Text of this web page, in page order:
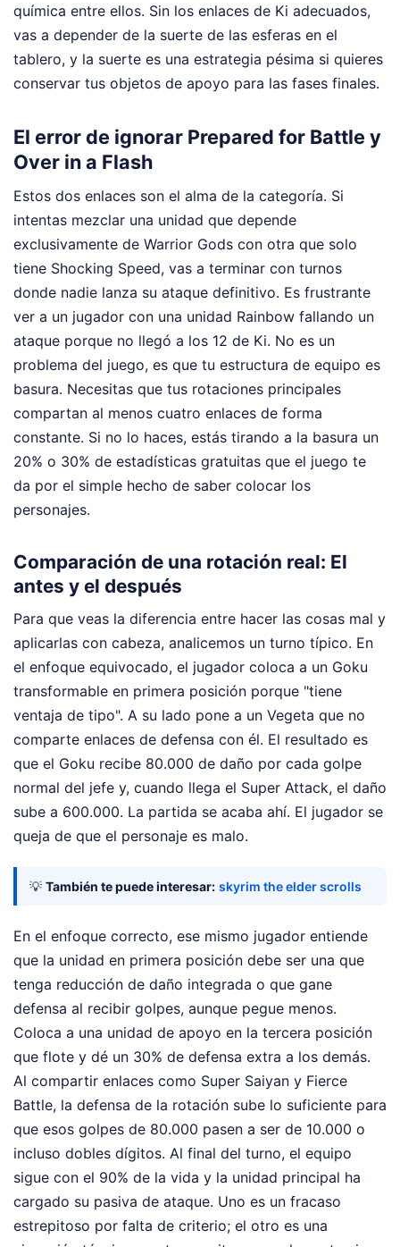
química entre ellos. Sin los enlaces de Ki adecuados,
vas a depender de la suerte de las esferas en el
tablero, y la suerte es una estrategia pésima si quieres
conservar tus objetos de apoyo para las fases finales.
El error de ignorar Prepared for Battle y
Over in a Flash
Estos dos enlaces son el alma de la categoría. Si
intentas mezclar una unidad que depende
exclusivamente de Warrior Gods con otra que solo
tiene Shocking Speed, vas a terminar con turnos
donde nadie lanza su ataque definitivo. Es frustrante
ver a un jugador con una unidad Rainbow fallando un
ataque porque no llegó a los 12 de Ki. No es un
problema del juego, es que tu estructura de equipo es
basura. Necesitas que tus rotaciones principales
compartan al menos cuatro enlaces de forma
constante. Si no lo haces, estás tirando a la basura un
20% o 30% de estadísticas gratuitas que el juego te
da por el simple hecho de saber colocar los
personajes.
Comparación de una rotación real: El
antes y el después
Para que veas la diferencia entre hacer las cosas mal y
aplicarlas con cabeza, analicemos un turno típico. En
el enfoque equivocado, el jugador coloca a un Goku
transformable en primera posición porque "tiene
ventaja de tipo". A su lado pone a un Vegeta que no
comparte enlaces de defensa con él. El resultado es
que el Goku recibe 80.000 de daño por cada golpe
normal del jefe y, cuando llega el Super Attack, el daño
sube a 600.000. La partida se acaba ahí. El jugador se
queja de que el personaje es malo.
💡 También te puede interesar: skyrim the elder scrolls
En el enfoque correcto, ese mismo jugador entiende
que la unidad en primera posición debe ser una que
tenga reducción de daño integrada o que gane
defensa al recibir golpes, aunque pegue menos.
Coloca a una unidad de apoyo en la tercera posición
que flote y dé un 30% de defensa extra a los demás.
Al compartir enlaces como Super Saiyan y Fierce
Battle, la defensa de la rotación sube lo suficiente para
que esos golpes de 80.000 pasen a ser de 10.000 o
incluso dobles dígitos. Al final del turno, el equipo
sigue con el 90% de la vida y la unidad principal ha
cargado su pasiva de ataque. Uno es un fracaso
estrepitoso por falta de criterio; el otro es una